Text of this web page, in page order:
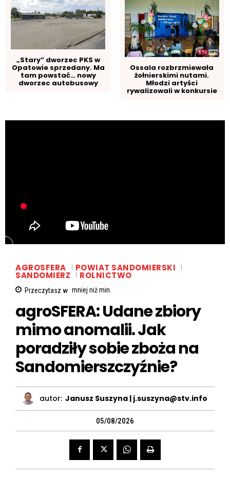
„Stary” dworzec PKS w
Opatowie sprzedany. Ma
tam powstać… nowy
dworzec autobusowy
Ossala rozbrzmiewała
żołnierskimi nutami.
Młodzi artyści
rywalizowali w konkursie